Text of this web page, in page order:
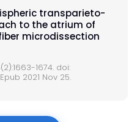
transparieto-
to the atrium of
microdissection
1674. doi:
2021 Nov 25.